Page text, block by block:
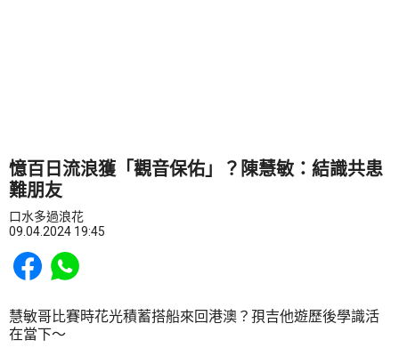
憶百日流浪獲「觀音保佑」？陳慧敏：結識共患
難朋友
口水多過浪花
09.04.2024 19:45
Share to Facebook
Share to WhatsApp
慧敏哥比賽時花光積蓄搭船來回港澳？孭吉他遊歷後學識活
在當下～